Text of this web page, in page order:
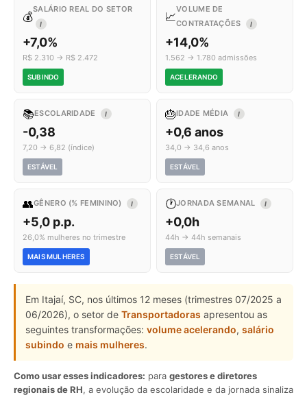
💰
SALÁRIO REAL DO SETOR
I
+7,0%
R$ 2.310 → R$ 2.472
SUBINDO
📈
VOLUME DE
CONTRATAÇÕES
I
+14,0%
1.562 → 1.780 admissões
ACELERANDO
📚ESCOLARIDADE I
-0,38
7,20 → 6,82 (índice)
ESTÁVEL
🎂IDADE MÉDIA I
+0,6 anos
34,0 → 34,6 anos
ESTÁVEL
👥GÊNERO (% FEMININO) I
+5,0 p.p.
26,0% mulheres no trimestre
MAIS MULHERES
🕐JORNADA SEMANAL I
+0,0h
44h → 44h semanais
ESTÁVEL
Em Itajaí, SC, nos últimos 12 meses (trimestres 07/2025 a
06/2026), o setor de Transportadoras apresentou as
seguintes transformações: volume acelerando, salário
subindo e mais mulheres.
Como usar esses indicadores: para gestores e diretores
regionais de RH, a evolução da escolaridade e da jornada sinaliza